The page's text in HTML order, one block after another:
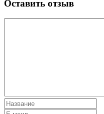
Оставить отзыв